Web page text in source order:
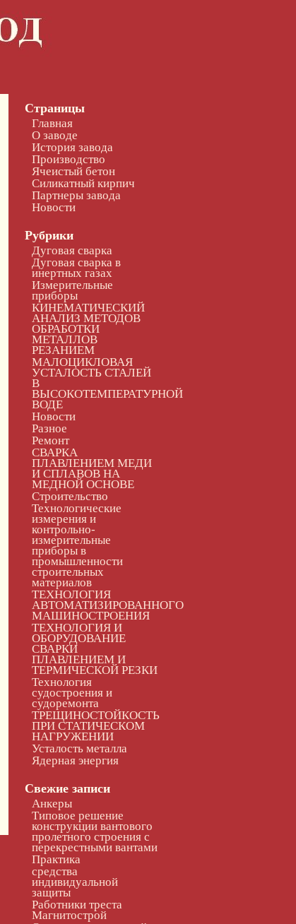
Страницы
Главная
О заводе
История завода
Производство
Ячеистый бетон
Силикатный кирпич
Партнеры завода
Новости
Рубрики
Дуговая сварка
Дуговая сварка в
инертных газах
Измерительные
приборы
КИНЕМАТИЧЕСКИЙ
АНАЛИЗ МЕТОДОВ
ОБРАБОТКИ
МЕТАЛЛОВ
РЕЗАНИЕМ
МАЛОЦИКЛОВАЯ
УСТАЛОСТЬ СТАЛЕЙ
В
ВЫСОКОТЕМПЕРАТУРНОЙ
ВОДЕ
Новости
Разное
Ремонт
СВАРКА
ПЛАВЛЕНИЕМ МЕДИ
И СПЛАВОВ НА
МЕДНОЙ ОСНОВЕ
Строительство
Технологические
измерения и
контрольно-
измерительные
приборы в
промышленности
строительных
материалов
ТЕХНОЛОГИЯ
АВТОМАТИЗИРОВАННОГО
МАШИНОСТРОЕНИЯ
ТЕХНОЛОГИЯ И
ОБОРУДОВАНИЕ
СВАРКИ
ПЛАВЛЕНИЕМ И
ТЕРМИЧЕСКОЙ РЕЗКИ
Технология
судостроения и
судоремонта
ТРЕЩИНОСТОЙКОСТЬ
ПРИ СТАТИЧЕСКОМ
НАГРУЖЕНИИ
Усталость металла
Ядерная энергия
Свежие записи
Анкеры
Типовое решение
конструкции вантового
пролетного строения с
перекрестными вантами
Практика
средства
индивидуальной
защиты
Работники треста
Магнитострой